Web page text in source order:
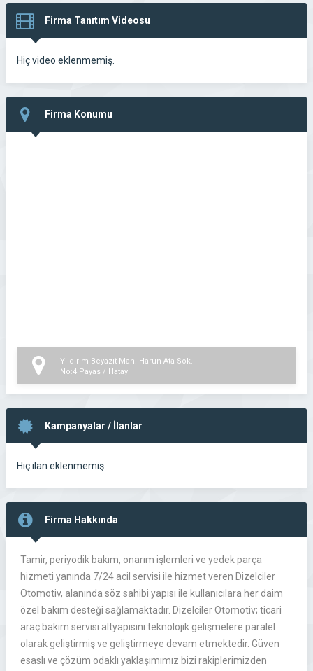
Firma Tanıtım Videosu
Hiç video eklenmemiş.
Firma Konumu
Yıldırım Beyazıt Mah. Harun Ata Sok.
No:4 Payas / Hatay
Kampanyalar / İlanlar
Hiç ilan eklenmemiş.
Firma Hakkında
Tamir, periyodik bakım, onarım işlemleri ve yedek parça
hizmeti yanında 7/24 acil servisi ile hizmet veren Dizelciler
Otomotiv, alanında söz sahibi yapısı ile kullanıcılara her daim
özel bakım desteği sağlamaktadır. Dizelciler Otomotiv; ticari
araç bakım servisi altyapısını teknolojik gelişmelere paralel
olarak geliştirmiş ve geliştirmeye devam etmektedir. Güven
esaslı ve çözüm odaklı yaklaşımımız bizi rakiplerimizden